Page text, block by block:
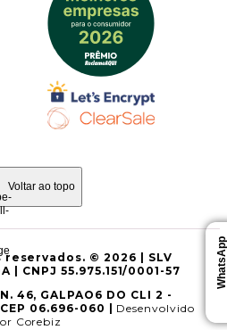
WhatsApp
Voltar ao topo
© 2026 | SLV
| CNPJ 55.975.151/0001-57
46, GALPAO6 DO CLI 2 -
06.696-060 | Desenvolvido
Corebiz